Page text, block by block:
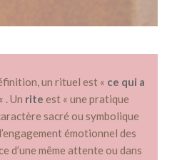
un rituel est « ce qui a
« . Un rite est « une pratique
sacré ou symbolique
émotionnel des
d’une même attente ou dans